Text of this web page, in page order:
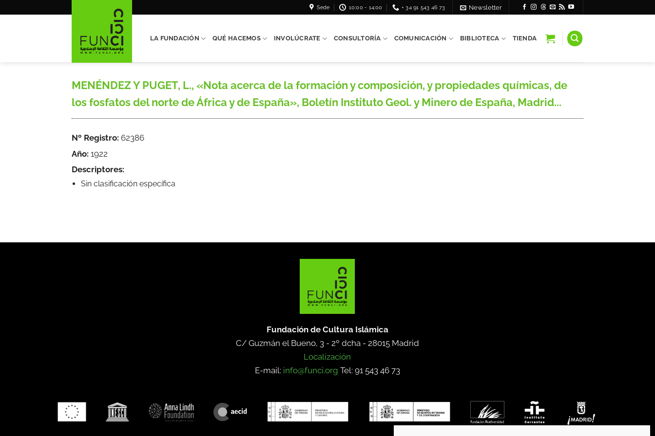
Sede 10:00 - 14:00 + 34 91 543 46 73 Newsletter
LA FUNDACIÓN QUÉ HACEMOS INVOLÚCRATE CONSULTORÍA COMUNICACIÓN BIBLIOTECA TIENDA
MENÉNDEZ Y PUGET, L., «Nota acerca de la formación y composición, y propiedades químicas, de
los fosfatos del norte de África y de España», Boletín Instituto Geol. y Minero de España, Madrid...
Nº Registro: 62386
Año: 1922
Descriptores:
Sin clasificación específica
Fundación de Cultura Islámica
C/ Guzmán el Bueno, 3 - 2º dcha - 28015 Madrid
Localización
E-mail: info@funci.org Tel: 91 543 46 73